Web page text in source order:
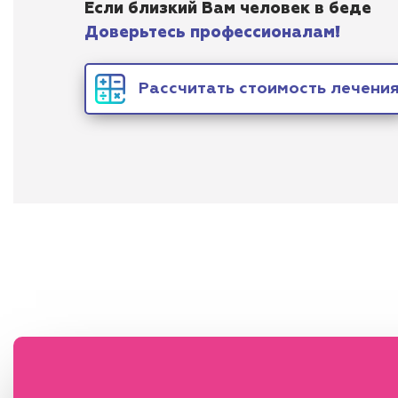
Если близкий Вам человек в беде
Доверьтесь профессионалам!
Рассчитать стоимость